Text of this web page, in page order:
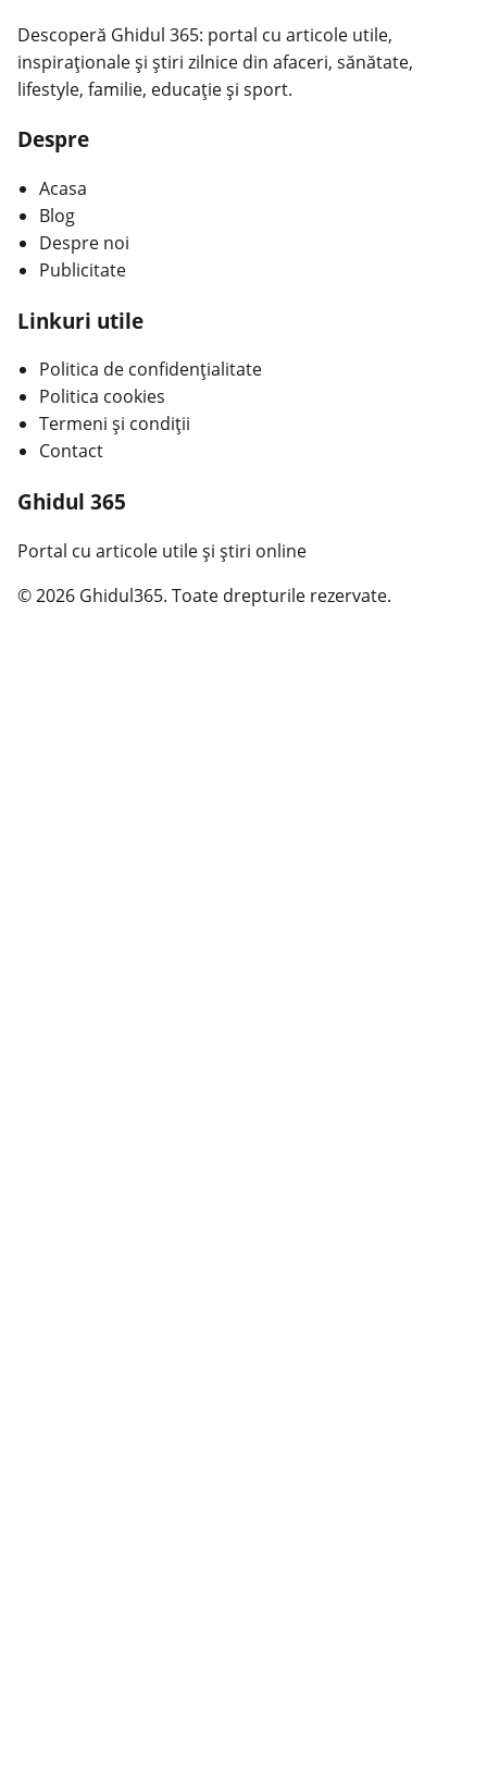
Descoperă Ghidul 365: portal cu articole utile,
inspiraționale și știri zilnice din afaceri, sănătate,
lifestyle, familie, educație și sport.
Despre
Acasa
Blog
Despre noi
Publicitate
Linkuri utile
Politica de confidențialitate
Politica cookies
Termeni și condiții
Contact
Ghidul 365
Portal cu articole utile și știri online
© 2026 Ghidul365. Toate drepturile rezervate.